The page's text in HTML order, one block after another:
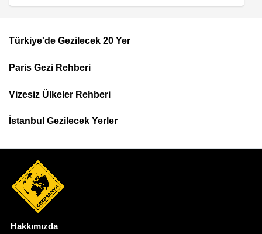
Top
Menu
Türkiye'de Gezilecek 20 Yer
Paris Gezi Rehberi
Vizesiz Ülkeler Rehberi
İstanbul Gezilecek Yerler
Hakkımızda